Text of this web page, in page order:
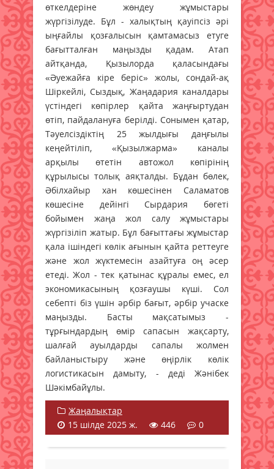
өткелдеріне жөндеу жұмыстары
жүргізілуде. Бұл - халықтың қауіпсіз әрі
ыңғайлы қозғалысын қамтамасыз етуге
бағытталған маңызды қадам. Атап
айтқанда, Қызылорда қаласындағы
«Әуежайға кіре беріс» жолы, сондай-ақ
Шіркейлі, Сыздық, Жаңадария каналдары
үстіндегі көпірлер қайта жаңғыртудан
өтіп, пайдалануға берілді. Сонымен қатар,
Тәуелсіздіктің 25 жылдығы даңғылы
кеңейтіліп, «Қызылжарма» каналы
арқылы өтетін автожол көпірінің
құрылысы толық аяқталды. Бұдан бөлек,
Әбілхайыр хан көшесінен Саламатов
көшесіне дейінгі Сырдария бөгеті
бойымен жаңа жол салу жұмыстары
жүргізіліп жатыр. Бұл бағыттағы жұмыстар
қала ішіндегі көлік ағынын қайта реттеуге
және жол жүктемесін азайтуға оң әсер
етеді. Жол - тек қатынас құралы емес, ел
экономикасының қозғаушы күші. Сол
себепті біз үшін әрбір бағыт, әрбір учаске
маңызды. Басты мақсатымыз -
тұрғындардың өмір сапасын жақсарту,
шалғай ауылдарды сапалы жолмен
байланыстыру және өңірлік көлік
логистикасын дамыту, - деді Жәнібек
Шәкімбайұлы.
Жаңалықтар
15 шілде 2025 ж.
446 0